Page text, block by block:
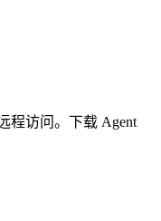
程访问。下载 Agent